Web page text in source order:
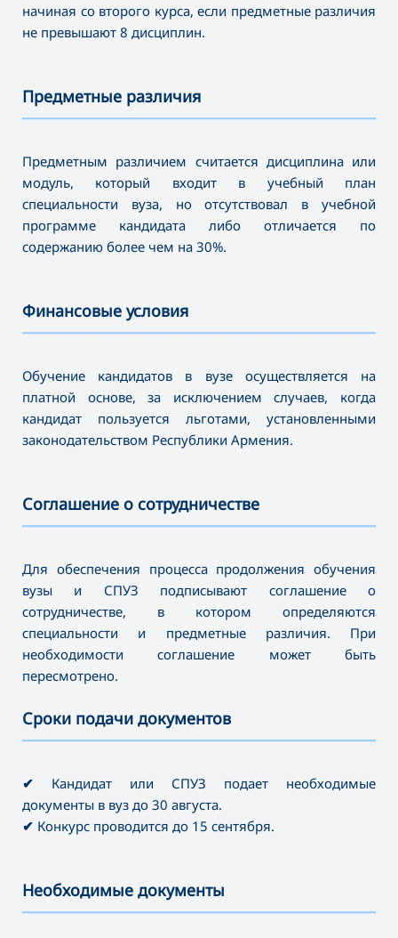
начиная со второго курса, если предметные различия
не превышают 8 дисциплин.
Предметные различия
Предметным различием считается дисциплина или
модуль, который входит в учебный план
специальности вуза, но отсутствовал в учебной
программе кандидата либо отличается по
содержанию более чем на 30%.
Финансовые условия
Обучение кандидатов в вузе осуществляется на
платной основе, за исключением случаев, когда
кандидат пользуется льготами, установленными
законодательством Республики Армения.
Соглашение о сотрудничестве
Для обеспечения процесса продолжения обучения
вузы и СПУЗ подписывают соглашение о
сотрудничестве, в котором определяются
специальности и предметные различия. При
необходимости соглашение может быть
пересмотрено.
Сроки подачи документов
✔ Кандидат или СПУЗ подает необходимые
документы в вуз до 30 августа.
✔ Конкурс проводится до 15 сентября.
Необходимые документы